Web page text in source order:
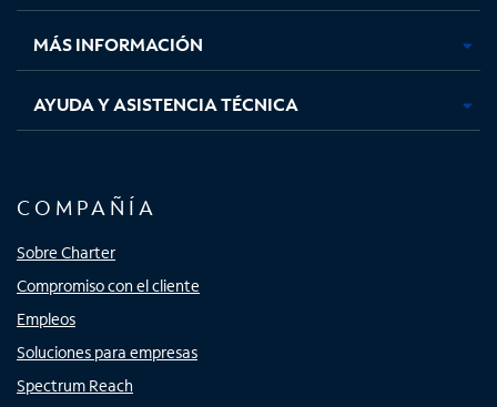
nuevanuevanuevanueva
MÁS INFORMACIÓN
AYUDA Y ASISTENCIA TÉCNICA
COMPAÑÍA
Sobre Charter
Compromiso con el cliente
Empleos
Soluciones para empresas
Spectrum Reach